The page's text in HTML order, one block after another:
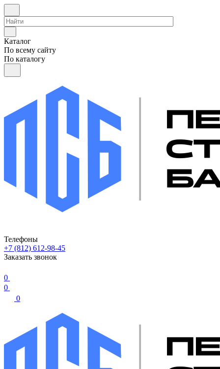
Каталог
По всему сайту
По каталогу
Телефоны
+7 (812) 612-98-45
Заказать звонок
0
0
0